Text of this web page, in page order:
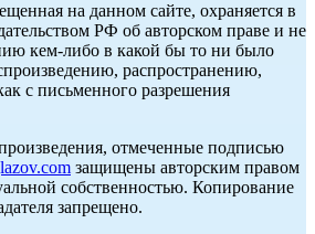
на данном сайте, охраняется в
РФ об авторском праве и не
кем-либо в какой бы то ни было
распространению,
с письменного разрешения
отмеченные подписью
защищены авторским правом
собственностью. Копирование
запрещено.